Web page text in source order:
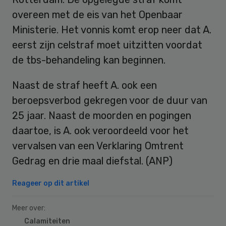
overeen met de eis van het Openbaar
Ministerie. Het vonnis komt erop neer dat A.
eerst zijn celstraf moet uitzitten voordat
de tbs-behandeling kan beginnen.
Naast de straf heeft A. ook een
beroepsverbod gekregen voor de duur van
25 jaar. Naast de moorden en pogingen
daartoe, is A. ook veroordeeld voor het
vervalsen van een Verklaring Omtrent
Gedrag en drie maal diefstal. (ANP)
Reageer op dit artikel
Meer over:
Calamiteiten